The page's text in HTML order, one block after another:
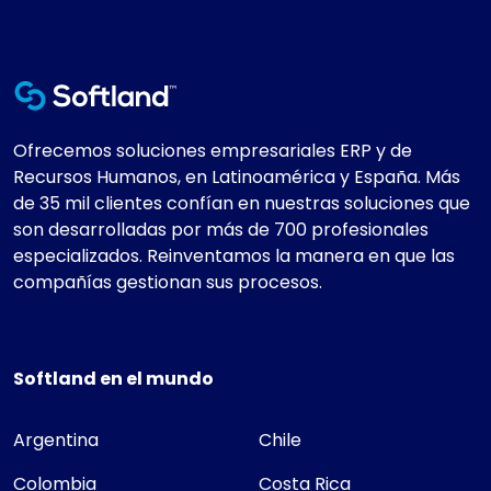
Ofrecemos soluciones empresariales ERP y de
Recursos Humanos, en Latinoamérica y España. Más
de 35 mil clientes confían en nuestras soluciones que
son desarrolladas por más de 700 profesionales
especializados. Reinventamos la manera en que las
compañías gestionan sus procesos.
Softland en el mundo
Argentina
Chile
Colombia
Costa Rica